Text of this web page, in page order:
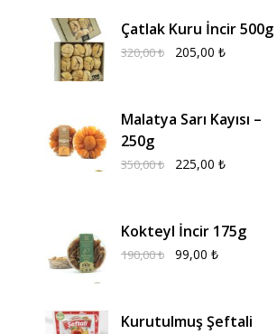
Çatlak Kuru İncir 500g
320,00₺ 205,00 ₺
Malatya Sarı Kayısı –
250g
350,00₺ 225,00 ₺
Kokteyl İncir 175g
190,00₺ 99,00 ₺
Kurutulmuş Şeftali